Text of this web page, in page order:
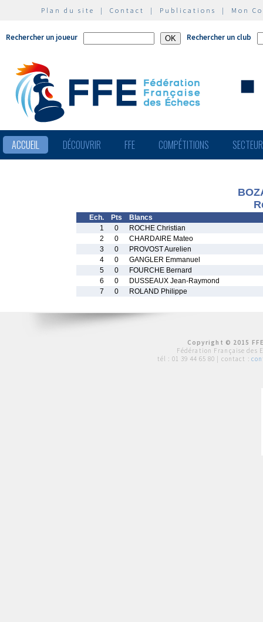
Plan du site | Contact | Publications | Mon
Rechercher un joueur Rechercher un club
ACCUEIL DÉCOUVRIR FFE COMPÉTITIONS
Ech. Pts
Blancs
1
0
ROCHE Christian
2
0
CHARDAIRE Mateo
3
0
PROVOST Aurelien
4
0
GANGLER Emmanuel
5
0
FOURCHE Bernard
6
0
DUSSEAUX Jean-Raymond
7
0 ROLAND Philippe
Copyright © 2015
Fédération Française des
tél : 01 39 44 65 80 | contact :